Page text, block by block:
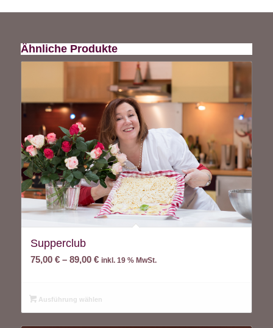
Ähnliche Produkte
Supperclub
75,00 €– 89,00 € inkl. 19 % MwSt.
Ausführung wählen